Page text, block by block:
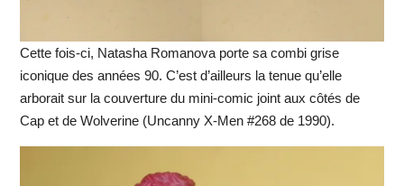
Cette fois-ci, Natasha Romanova porte sa combi grise
iconique des années 90. C’est d’ailleurs la tenue qu’elle
arborait sur la couverture du mini-comic joint aux côtés de
Cap et de Wolverine (Uncanny X-Men #268 de 1990).